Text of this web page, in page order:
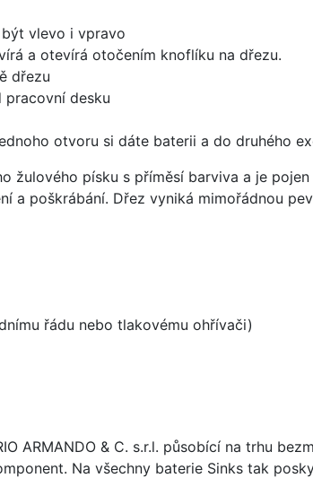
vlevo i vpravo
a otevírá otočením knoflíku na dřezu.
dřezu
pracovní desku
otvoru si dáte baterii a do druhého
žulového písku s příměsí barviva a je
a poškrábání. Dřez vyniká mimořádnou
řádu nebo tlakovému ohřívači)
ARMANDO & C. s.r.l. působící na trhu
Na všechny baterie Sinks tak